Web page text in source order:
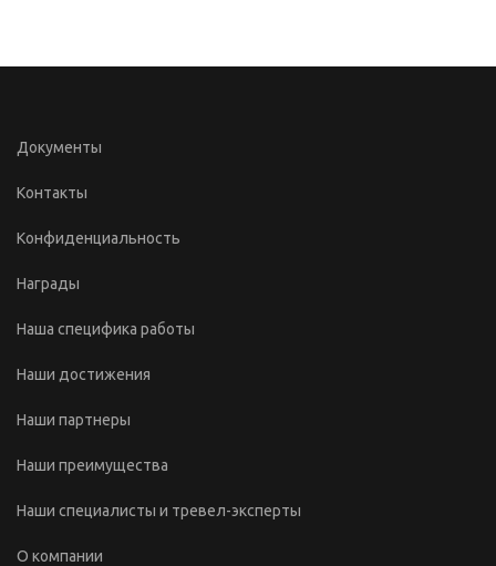
Документы
Контакты
Конфиденциальность
Награды
Наша специфика работы
Наши достижения
Наши партнеры
Наши преимущества
Наши специалисты и тревел-эксперты
О компании